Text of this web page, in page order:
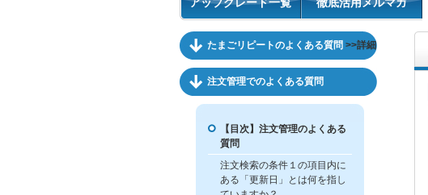
たまごリピートのよくある質問 >>詳細
注文管理でのよくある質問
【目次】注文管理のよくある
質問
注文検索の条件１の項目内に
ある「更新日」とは何を指し